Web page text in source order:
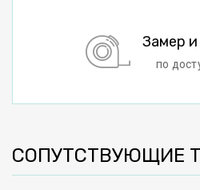
Замер и
по
СОПУТСТВУЮЩИЕ